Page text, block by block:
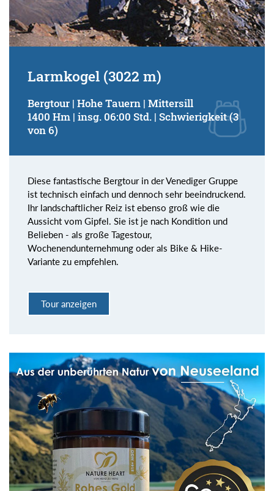
Larmkogel (3022 m)
Bergtour | Hohe Tauern | Mittersill
1400 Hm | insg. 06:00 Std. | Schwierigkeit (3
von 6)
Diese fantastische Bergtour in der Venediger Gruppe
ist technisch einfach und dennoch sehr beeindruckend.
Ihr landschaftlicher Reiz ist ebenso groß wie die
Aussicht vom Gipfel. Sie ist je nach Kondition und
Belieben - als große Tagestour,
Wochenendunternehmung oder als Bike & Hike-
Variante zu empfehlen.
Tour anzeigen